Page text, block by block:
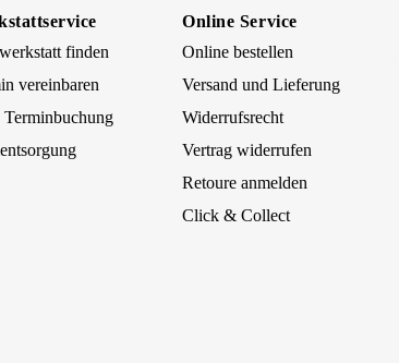
finden
vereinbaren
Online Service
Online bestellen
Versand und Lieferung
Widerrufsrecht
Vertrag widerrufen
Retoure anmelden
Click & Collect